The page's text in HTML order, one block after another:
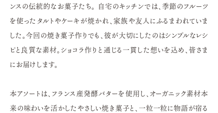
ンスの伝統的なお菓子たち。 自宅のキッチンでは、季節のフルーツ
を使ったタルトやケーキが焼かれ、家族や友人にふるまわれていま
した。今回の焼き菓子作りでも、彼が大切にしたのはシンプルなレシ
ピと良質な素材。ショコラ作りと通じる一貫した想いを込め、皆さま
にお届けします。
本アソートは、フランス産発酵バターを使用し、オーガニック素材本
来の味わいを活かしたやさしい焼き菓子と、一粒一粒に物語が宿る